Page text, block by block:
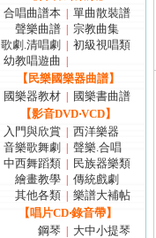
合唱曲譜本
單曲散裝譜
聲樂曲譜
宗教曲集
歌劇.清唱劇
初級視唱類
幼教唱遊曲
【民樂國樂器曲譜】
國樂器教材
國樂書曲譜
【影音DVD‧VCD】
入門與欣賞
西洋樂器
音樂歌舞劇
聲樂.合唱
中西舞蹈類
民族器樂類
繪畫教學
傳統戲劇
其他各類
樂譜大補帖
【唱片CD‧錄音帶】
鋼琴
大中小提琴